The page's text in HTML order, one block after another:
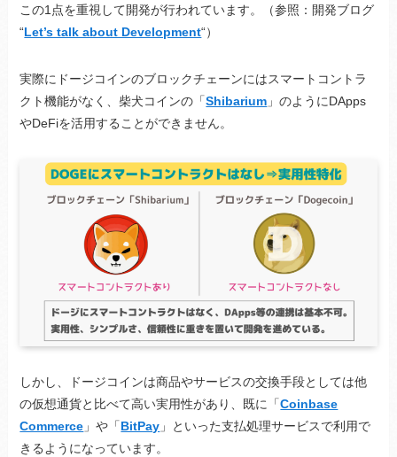
この1点を重視して開発が行われています。（参照：開発ブログ
“Let’s talk about Development“）
実際にドージコインのブロックチェーンにはスマートコントラ
クト機能がなく、柴犬コインの「Shibarium 」のようにDApps
やDeFiを活用することができません。
しかし、ドージコインは商品やサービスの交換手段としては他
の仮想通貨と比べて高い実用性があり、既に「Coinbase
Commerce 」や「BitPay 」といった支払処理サービスで利用で
きるようになっています。